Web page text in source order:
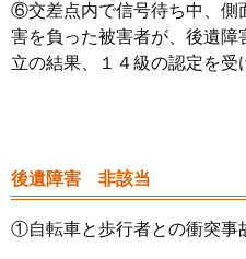
⑥交差点内で信号待ち中、側
害を負った被害者が、後遺障
立の結果、１４級の認定を受
後遺障害 非該当
①自転車と歩行者との衝突事